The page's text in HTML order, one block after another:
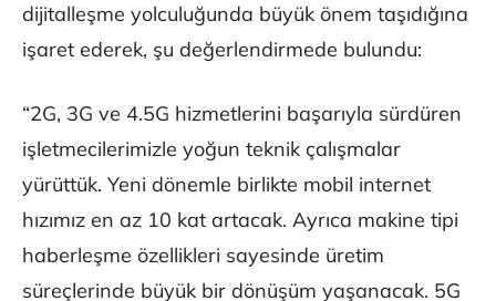
dijitalleşme yolculuğunda büyük önem taşıdığına
işaret ederek, şu değerlendirmede bulundu:
“2G, 3G ve 4.5G hizmetlerini başarıyla sürdüren
işletmecilerimizle yoğun teknik çalışmalar
yürüttük. Yeni dönemle birlikte mobil internet
hızımız en az 10 kat artacak. Ayrıca makine tipi
haberleşme özellikleri sayesinde üretim
süreçlerinde büyük bir dönüşüm yaşanacak. 5G